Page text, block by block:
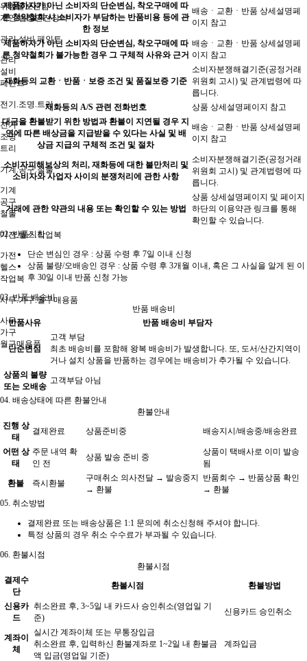
위험물보관함
개인/법정안전장비
관리.설비.페인트
관리
설비
페인트
전기.조명.트리
전기
조명
트리
기계.공구.철물
기계
공구
철물
가전.헬스.작업복
가전
헬스
작업복
사무.가구.월구매용품
사무
가구
월구매용품
제품하자가 아닌 소비자의 단순변심, 착오구매에 따
른 청약철회 시 소비자가 부담하는 반품비용 등에 관
한 정보
배송ㆍ교환ㆍ반품 상세설명페
이지 참고
제품하자가 아닌 소비자의 단순변심, 착오구매에 따
른 청약철회가 불가능한 경우 그 구체적 사유와 근거
배송ㆍ교환ㆍ반품 상세설명페
이지 참고
재화등의 교환ㆍ반품ㆍ보증 조건 및 품질보증 기준
소비자분쟁해결기준(공정거래
위원회 고시) 및 관계법령에 따
릅니다.
재화등의 A/S 관련 전화번호
상품 상세설명페이지 참고
대금을 환불받기 위한 방법과 환불이 지연될 경우 지
연에 따른 배상금을 지급받을 수 있다는 사실 및 배
상금 지급의 구체적 조건 및 절차
배송ㆍ교환ㆍ반품 상세설명페
이지 참고
소비자피해보상의 처리, 재화등에 대한 불만처리 및
소비자와 사업자 사이의 분쟁처리에 관한 사항
소비자분쟁해결기준(공정거래
위원회 고시) 및 관계법령에 따
릅니다.
거래에 관한 약관의 내용 또는 확인할 수 있는 방법
상품 상세설명페이지 및 페이지
하단의 이용약관 링크를 통해
확인할 수 있습니다.
02.반품기한
단순 변심인 경우 : 상품 수령 후 7일 이내 신청
상품 불량/오배송인 경우 : 상품 수령 후 3개월 이내, 혹은 그 사실을 알게 된 이
후 30일 이내 반품 신청 가능
03.반품 배송비
반품 배송비
반품사유
반품 배송비 부담자
단순변심
고객 부담
최초 배송비를 포함해 왕복 배송비가 발생합니다. 또, 도서/산간지역이
거나 설치 상품을 반품하는 경우에는 배송비가 추가될 수 있습니다.
상품의 불량
또는 오배송
고객부담 아님
04. 배송상태에 따른 환불안내
환불안내
진행 상
태
결제완료 상품준비중 배송지시/배송중/배송완료
어떤 상
태
주문 내역 확
인 전
상품 발송 준비 중
상품이 택배사로 이미 발송
됨
환불 즉시환불
구매취소 의사전달 → 발송중지
→ 환불
반품회수 → 반품상품 확인
→ 환불
05. 취소방법
결제완료 또는 배송상품은 1:1 문의에 취소신청해 주셔야 합니다.
특정 상품의 경우 취소 수수료가 부과될 수 있습니다.
06. 환불시점
환불시점
결제수
단
환불시점 환불방법
신용카
드
취소완료 후, 3~5일 내 카드사 승인취소(영업일 기
준)
신용카드 승인취소
계좌이
체
실시간 계좌이체 또는 무통장입금
취소완료 후, 입력하신 환불계좌로 1~2일 내 환불금
액 입금(영업일 기준)
계좌입금